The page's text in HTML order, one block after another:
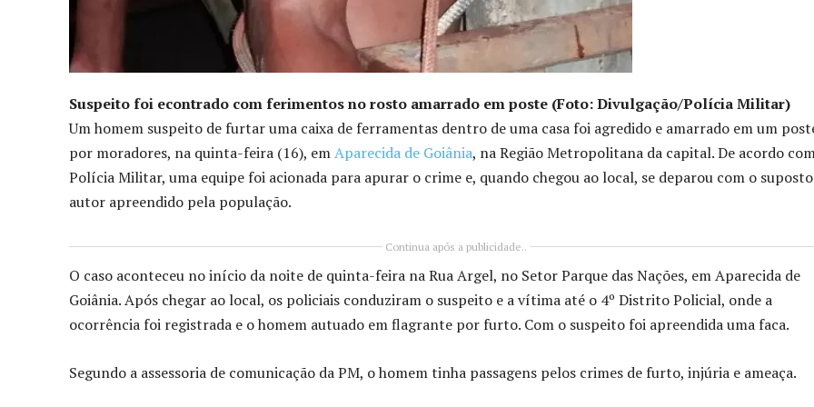
Suspeito foi econtrado com ferimentos no rosto amarrado em poste (Foto: Divulgação/Polícia Militar)
Um homem suspeito de furtar uma caixa de ferramentas dentro de uma casa foi agredido e amarrado em um
por moradores, na quinta-feira (16), emAparecida de Goiânia, na Região Metropolitana da capital. De acordo
Polícia Militar, uma equipe foi acionada para apurar o crime e, quando chegou ao local, se deparou com o suposto
autor apreendido pela população.
Continua após a publicidade..
O caso aconteceu no início da noite de quinta-feira na Rua Argel, no Setor Parque das Nações, em Aparecida de
Goiânia. Após chegar ao local, os policiais conduziram o suspeito e a vítima até o 4º Distrito Policial, onde a
ocorrência foi registrada e o homem autuado em flagrante por furto. Com o suspeito foi apreendida uma faca.
Segundo a assessoria de comunicação da PM, o homem tinha passagens pelos crimes de furto, injúria e ameaça.